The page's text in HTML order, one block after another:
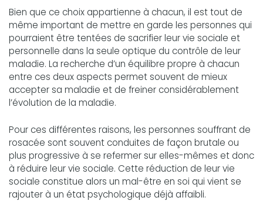
Bien que ce choix appartienne à chacun, il est tout de
même important de mettre en garde les personnes qui
pourraient être tentées de sacrifier leur vie sociale et
personnelle dans la seule optique du contrôle de leur
maladie. La recherche d’un équilibre propre à chacun
entre ces deux aspects permet souvent de mieux
accepter sa maladie et de freiner considérablement
l’évolution de la maladie.
Pour ces différentes raisons, les personnes souffrant de
rosacée sont souvent conduites de façon brutale ou
plus progressive à se refermer sur elles-mêmes et donc
à réduire leur vie sociale. Cette réduction de leur vie
sociale constitue alors un mal-être en soi qui vient se
rajouter à un état psychologique déjà affaibli.